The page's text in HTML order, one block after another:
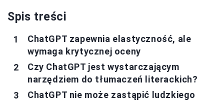
Spis treści
ChatGPT zapewnia elastyczność, ale
wymaga krytycznej oceny
Czy ChatGPT jest wystarczającym
narzędziem do tłumaczeń literackich?
ChatGPT nie może zastąpić ludzkiego